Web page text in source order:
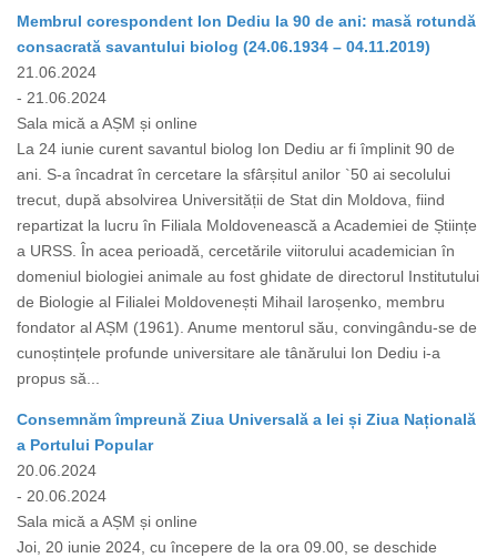
Membrul corespondent Ion Dediu la 90 de ani: masă rotundă
consacrată savantului biolog (24.06.1934 – 04.11.2019)
21.06.2024
- 21.06.2024
Sala mică a AȘM și online
La 24 iunie curent savantul biolog Ion Dediu ar fi împlinit 90 de
ani. S-a încadrat în cercetare la sfârșitul anilor `50 ai secolului
trecut, după absolvirea Universității de Stat din Moldova, fiind
repartizat la lucru în Filiala Moldovenească a Academiei de Științe
a URSS. În acea perioadă, cercetările viitorului academician în
domeniul biologiei animale au fost ghidate de directorul Institutului
de Biologie al Filialei Moldovenești Mihail Iaroșenko, membru
fondator al AȘM (1961). Anume mentorul său, convingându-se de
cunoștințele profunde universitare ale tânărului Ion Dediu i-a
propus să...
Consemnăm împreună Ziua Universală a Iei și Ziua Națională
a Portului Popular
20.06.2024
- 20.06.2024
Sala mică a AȘM și online
Joi, 20 iunie 2024, cu începere de la ora 09.00, se deschide